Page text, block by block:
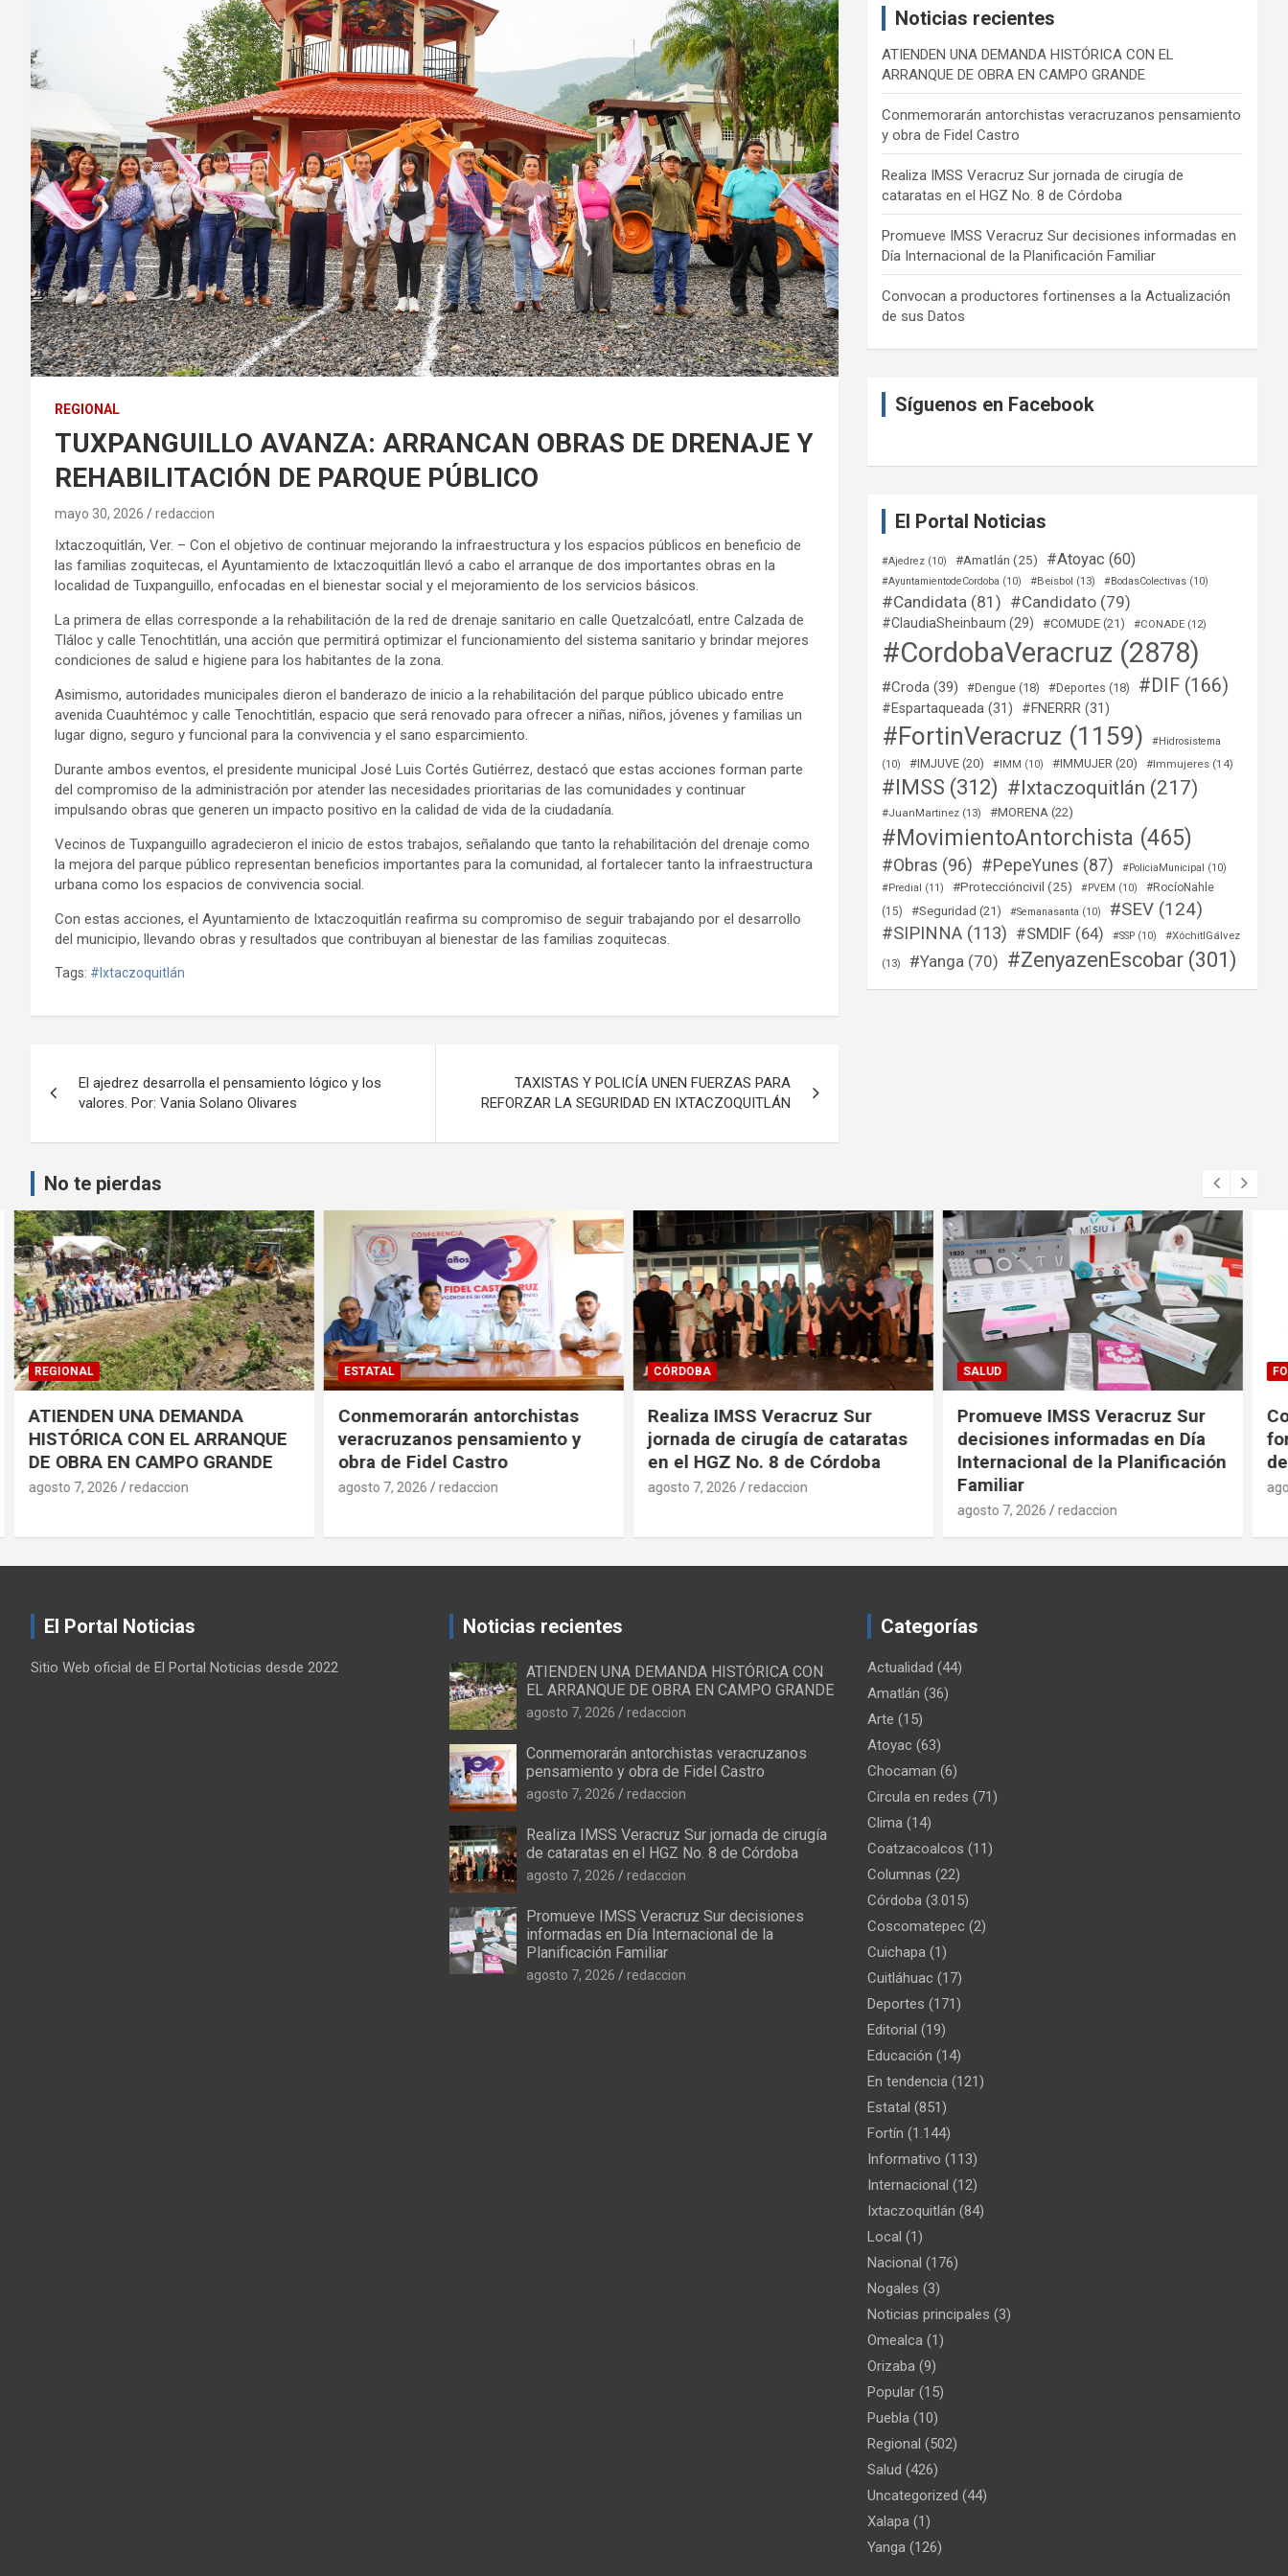
REGIONAL
TUXPANGUILLO AVANZA: ARRANCAN OBRAS DE DRENAJE Y
REHABILITACIÓN DE PARQUE PÚBLICO
mayo 30, 2026 redaccion
Ixtaczoquitlán, Ver. – Con el objetivo de continuar mejorando la infraestructura y los espacios públicos en beneficio de
las familias zoquitecas, el Ayuntamiento de Ixtaczoquitlán llevó a cabo el arranque de dos importantes obras en la
localidad de Tuxpanguillo, enfocadas en el bienestar social y el mejoramiento de los servicios básicos.
La primera de ellas corresponde a la rehabilitación de la red de drenaje sanitario en calle Quetzalcóatl, entre Calzada de
Tláloc y calle Tenochtitlán, una acción que permitirá optimizar el funcionamiento del sistema sanitario y brindar mejores
condiciones de salud e higiene para los habitantes de la zona.
Asimismo, autoridades municipales dieron el banderazo de inicio a la rehabilitación del parque público ubicado entre
avenida Cuauhtémoc y calle Tenochtitlán, espacio que será renovado para ofrecer a niñas, niños, jóvenes y familias un
lugar digno, seguro y funcional para la convivencia y el sano esparcimiento.
Durante ambos eventos, el presidente municipal José Luis Cortés Gutiérrez, destacó que estas acciones forman parte
del compromiso de la administración por atender las necesidades prioritarias de las comunidades y continuar
impulsando obras que generen un impacto positivo en la calidad de vida de la ciudadanía.
Vecinos de Tuxpanguillo agradecieron el inicio de estos trabajos, señalando que tanto la rehabilitación del drenaje como
la mejora del parque público representan beneficios importantes para la comunidad, al fortalecer tanto la infraestructura
urbana como los espacios de convivencia social.
Con estas acciones, el Ayuntamiento de Ixtaczoquitlán reafirma su compromiso de seguir trabajando por el desarrollo
del municipio, llevando obras y resultados que contribuyan al bienestar de las familias zoquitecas.
Tags: #Ixtaczoquitlán
de
entradas
El ajedrez desarrolla el pensamiento lógico y los
valores. Por: Vania Solano Olivares
TAXISTAS Y POLICÍA UNEN FUERZAS PARA
REFORZAR LA SEGURIDAD EN IXTACZOQUITLÁN
Noticias recientes
ATIENDEN UNA DEMANDA HISTÓRICA CON EL
ARRANQUE DE OBRA EN CAMPO GRANDE
Conmemorarán antorchistas veracruzanos pensamiento
y obra de Fidel Castro
Realiza IMSS Veracruz Sur jornada de cirugía de
cataratas en el HGZ No. 8 de Córdoba
Promueve IMSS Veracruz Sur decisiones informadas en
Día Internacional de la Planificación Familiar
Convocan a productores fortinenses a la Actualización
de sus Datos
Síguenos en Facebook
El Portal Noticias
#Ajedrez (10) #Amatlán (25) #Atoyac (60)
#AyuntamientodeCordoba (10) #Beisbol (13) #BodasColectivas (10)
#Candidata (81) #Candidato (79)
#ClaudiaSheinbaum (29) #COMUDE (21) #CONADE (12)
#CordobaVeracruz (2878)
#Croda (39) #Dengue (18) #Deportes (18) #DIF (166)
#Espartaqueada (31) #FNERRR (31)
#FortinVeracruz (1159)
#Hidrosistema
(10)
#IMJUVE (20) #IMM (10) #IMMUJER (20) #Immujeres (14)
#IMSS (312) #Ixtaczoquitlán (217)
#JuanMartinez (13) #MORENA (22)
#MovimientoAntorchista (465)
#Obras (96) #PepeYunes (87) #PoliciaMunicipal (10)
#Predial (11) #Proteccióncivil (25) #PVEM (10)
#RocíoNahle
(15)
#Seguridad (21) #Semanasanta (10) #SEV (124)
#SIPINNA (113) #SMDIF (64) #SSP (10) #XóchitlGálvez
(13) #Yanga (70) #ZenyazenEscobar (301)
No te pierdas
ESTATAL
Conmemorarán antorchistas
veracruzanos pensamiento y
obra de Fidel Castro
agosto 7, 2026 redaccion
CÓRDOBA
Realiza IMSS Veracruz Sur
jornada de cirugía de cataratas
en el HGZ No. 8 de Córdoba
agosto 7, 2026 redaccion
SALUD
Promueve IMSS Veracruz Sur
decisiones informadas en Día
Internacional de la Planificación
Familiar
FORTÍN
Convocan a productores
fortinenses a la Actualización
de sus Datos
agosto 7, 2026
El Portal Noticias
Sitio Web oficial de El Portal Noticias desde 2022
Noticias recientes
ATIENDEN UNA DEMANDA HISTÓRICA CON
EL ARRANQUE DE OBRA EN CAMPO GRANDE
agosto 7, 2026 redaccion
Conmemorarán antorchistas veracruzanos
pensamiento y obra de Fidel Castro
agosto 7, 2026 redaccion
Realiza IMSS Veracruz Sur jornada de cirugía
de cataratas en el HGZ No. 8 de Córdoba
agosto 7, 2026 redaccion
Promueve IMSS Veracruz Sur decisiones
informadas en Día Internacional de la
Planificación Familiar
agosto 7, 2026 redaccion
Categorías
Actualidad (44)
Amatlán (36)
Arte (15)
Atoyac (63)
Chocaman (6)
Circula en redes (71)
Clima (14)
Coatzacoalcos (11)
Columnas (22)
Córdoba (3.015)
Coscomatepec (2)
Cuichapa (1)
Cuitláhuac (17)
Deportes (171)
Editorial (19)
Educación (14)
En tendencia (121)
Estatal (851)
Fortín (1.144)
Informativo (113)
Internacional (12)
Ixtaczoquitlán (84)
Local (1)
Nacional (176)
Nogales (3)
Noticias principales (3)
Omealca (1)
Orizaba (9)
Popular (15)
Puebla (10)
Regional (502)
Salud (426)
Uncategorized (44)
Xalapa (1)
Yanga (126)